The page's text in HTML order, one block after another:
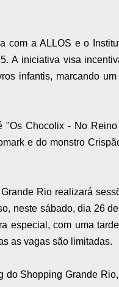
com a ALLOS e o
A iniciativa visa
infantis, marcando
Chocolix - No
e do monstro
Rio realizará
neste sábado, dia 26
especial, com uma
as vagas são limitadas.
do Shopping Grande